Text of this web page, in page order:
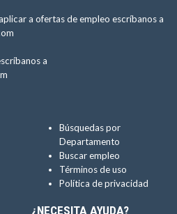
a ofertas de empleo escríbanos a
a
Búsquedas por
Departamento
Buscar empleo
Términos de uso
Política de privacidad
¿NECESITA AYUDA?